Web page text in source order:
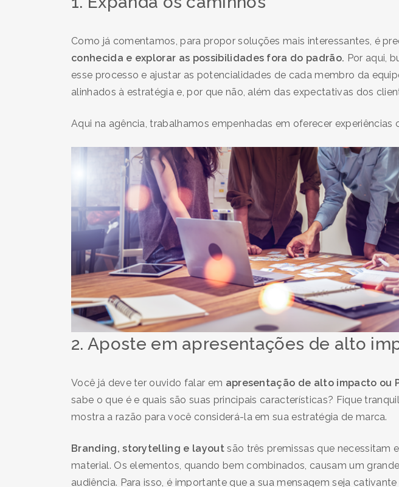
Como já comentamos, para propor soluções mais interessantes, é
conhecida e explorar as possibilidades fora do padrão. Por aqui,
esse processo e ajustar as potencialidades de cada membro da
alinhados à estratégia e, por que não, além das expectativas dos
Aqui na agência, trabalhamos empenhadas em oferecer experiências
2. Aposte em apresentações de alto
Você já deve ter ouvido falar em apresentação de alto impacto ou
sabe o que é e quais são suas principais características? Fique
mostra a razão para você considerá-la em sua estratégia de marca.
Branding, storytelling e layoutsão três premissas que necessitam
material. Os elementos, quando bem combinados, causam um
audiência. Para isso, é importante que a sua mensagem seja